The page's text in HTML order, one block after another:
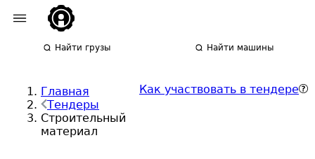
Найти грузы Найти машины
Главная
Тендеры
Строительный
материал
Как участвовать в тендере